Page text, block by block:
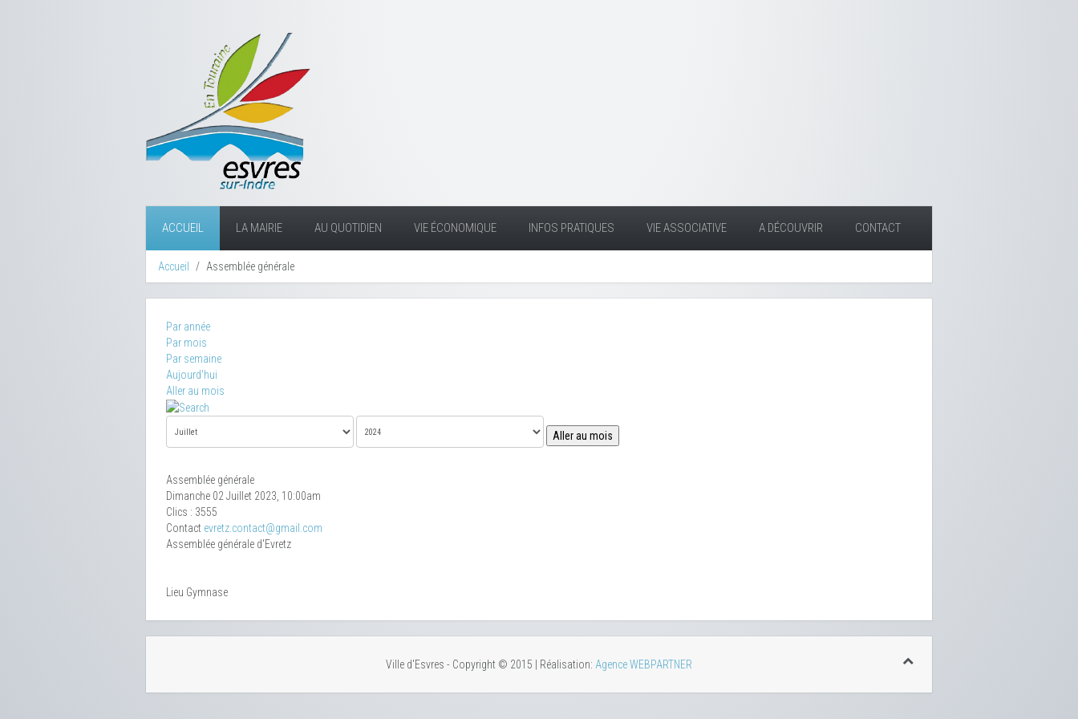
ACCUEIL LA MAIRIE AU QUOTIDIEN VIE ÉCONOMIQUE INFOS PRATIQUES VIE ASSOCIATIVE A DÉCOUVRIR CONTACT
Accueil Assemblée générale
Par année
Par mois
Par semaine
Aujourd'hui
Aller au mois
Aller au mois
Assemblée générale
Dimanche 02 Juillet 2023, 10:00am
Clics : 3555
Contact evretz.contact@gmail.com
Assemblée générale d'Evretz
Lieu Gymnase
Ville d'Esvres - Copyright © 2015 | Réalisation: Agence WEBPARTNER